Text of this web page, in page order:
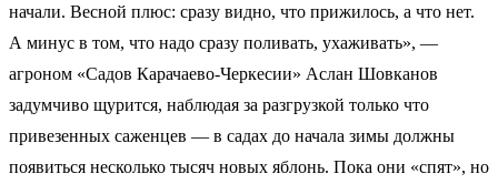
начали. Весной плюс: сразу видно, что прижилось, а что нет.
А минус в том, что надо сразу поливать, ухаживать», —
агроном «Садов Карачаево-Черкесии» Аслан Шовканов
задумчиво щурится, наблюдая за разгрузкой только что
привезенных саженцев — в садах до начала зимы должны
появиться несколько тысяч новых яблонь. Пока они «спят», но